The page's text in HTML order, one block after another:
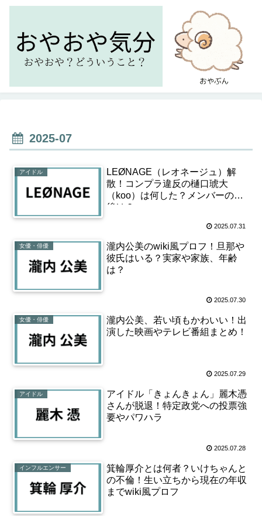
2025-07
アイドル
LEØNAGE（レオネージュ）解
散！コンプラ違反の樋口琥大
（koo）は何した？メンバーの今
後は？
2025.07.31
女優・俳優
瀧内公美のwiki風プロフ！旦那や
彼氏はいる？実家や家族、年齢
は？
2025.07.30
女優・俳優
瀧内公美、若い頃もかわいい！出
演した映画やテレビ番組まとめ！
2025.07.29
アイドル
アイドル「きょんきょん」麗木憑
さんが脱退！特定政党への投票強
要やパワハラ
2025.07.28
インフルエンサー
箕輪厚介とは何者？いけちゃんと
の不倫！生い立ちから現在の年収
までwiki風プロフ